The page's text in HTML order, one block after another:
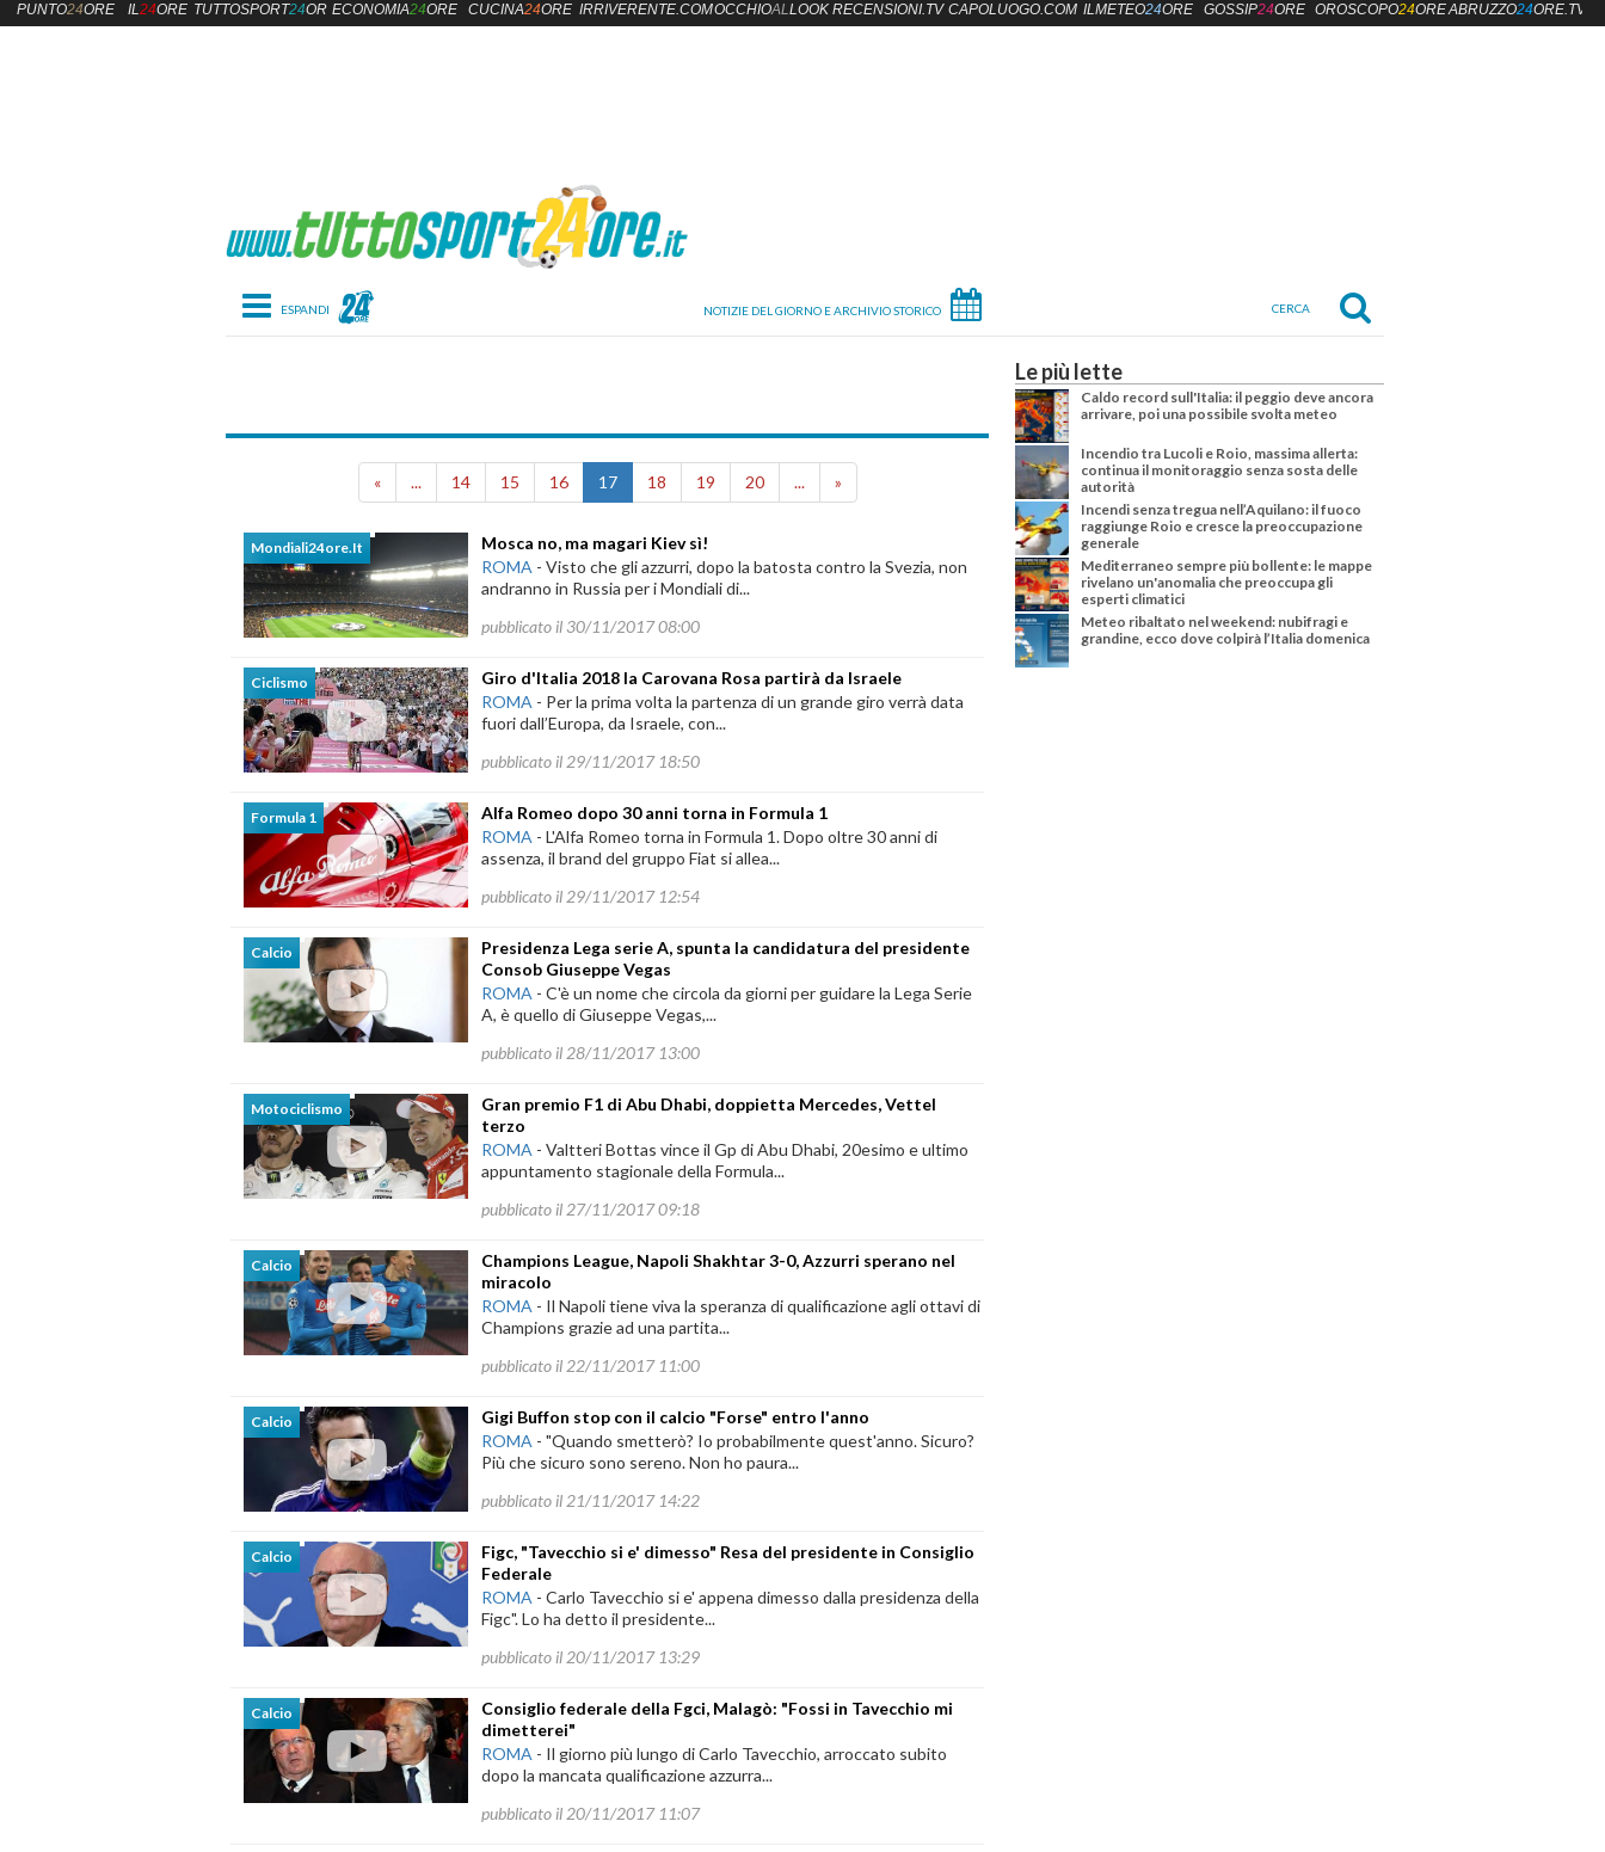
Toggle navigation
« ... 14 15 16 17 18 19 20 ... »
Mondiali24ore.it
Mosca no, ma magari Kiev sì!
ROMA - Visto che gli azzurri, dopo la batosta contro la Svezia, non
andranno in Russia per i Mondiali di...
pubblicato il 30/11/2017 08:00
Ciclismo
Giro d'Italia 2018 la Carovana Rosa partirà da Israele
ROMA - Per la prima volta la partenza di un grande giro verrà data
fuori dall’Europa, da Israele, con...
pubblicato il 29/11/2017 18:50
Formula 1
Alfa Romeo dopo 30 anni torna in Formula 1
ROMA - L'Alfa Romeo torna in Formula 1. Dopo oltre 30 anni di
assenza, il brand del gruppo Fiat si allea...
pubblicato il 29/11/2017 12:54
Calcio
Presidenza Lega serie A, spunta la candidatura del presidente
Consob Giuseppe Vegas
ROMA - C'è un nome che circola da giorni per guidare la Lega Serie
A, è quello di Giuseppe Vegas,...
pubblicato il 28/11/2017 13:00
Motociclismo
Gran premio F1 di Abu Dhabi, doppietta Mercedes, Vettel
terzo
ROMA - Valtteri Bottas vince il Gp di Abu Dhabi, 20esimo e ultimo
appuntamento stagionale della Formula...
pubblicato il 27/11/2017 09:18
Calcio
Champions League, Napoli Shakhtar 3-0, Azzurri sperano nel
miracolo
ROMA - Il Napoli tiene viva la speranza di qualificazione agli ottavi di
Champions grazie ad una partita...
pubblicato il 22/11/2017 11:00
Calcio
Gigi Buffon stop con il calcio "Forse" entro l'anno
ROMA - "Quando smetterò? Io probabilmente quest'anno. Sicuro?
Più che sicuro sono sereno. Non ho paura...
pubblicato il 21/11/2017 14:22
Calcio
Figc, "Tavecchio si e' dimesso" Resa del presidente in Consiglio
Federale
ROMA - Carlo Tavecchio si e' appena dimesso dalla presidenza della
Figc". Lo ha detto il presidente...
pubblicato il 20/11/2017 13:29
Calcio
Consiglio federale della Fgci, Malagò: "Fossi in Tavecchio mi
dimetterei"
ROMA - Il giorno più lungo di Carlo Tavecchio, arroccato subito
dopo la mancata qualificazione azzurra...
pubblicato il 20/11/2017 11:07
Le più lette
Caldo record sull'Italia: il peggio deve ancora
arrivare, poi una possibile svolta meteo
Incendio tra Lucoli e Roio, massima allerta:
continua il monitoraggio senza sosta delle
autorità
Incendi senza tregua nell’Aquilano: il fuoco
raggiunge Roio e cresce la preoccupazione
generale
Mediterraneo sempre più bollente: le mappe
rivelano un'anomalia che preoccupa gli
esperti climatici
Meteo ribaltato nel weekend: nubifragi e
grandine, ecco dove colpirà l’Italia domenica
PUNTO24ORE IL24ORE TUTTOSPORT24OREECONOMIA24ORE CUCINA24ORE IRRIVERENTE.COMOCCHIOALLOOK RECENSIONI.TV CAPOLUOGO.COM ILMETEO24ORE GOSSIP24ORE OROSCOPO24OREABRUZZO24ORE.TV